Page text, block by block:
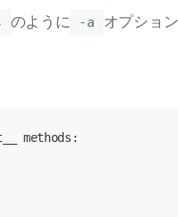
のように -a オプショ
methods: